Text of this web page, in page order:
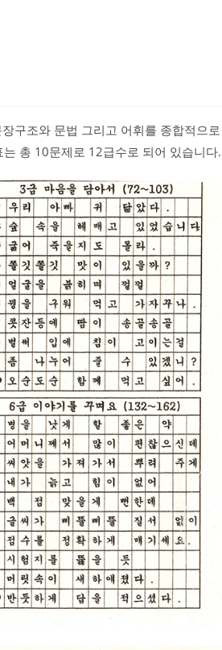
구조와 문법 그리고 어휘를 종합적으로
총 10문제로 12급수로 되어 있습니다.